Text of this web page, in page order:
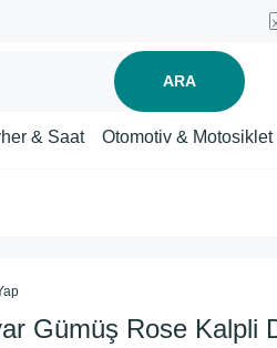
ARA
& Saat Otomotiv & Motosiklet
Gümüş Rose Kalpli